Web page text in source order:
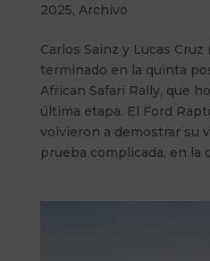
2025, Archivo
Carlos Sainz y Lucas
terminado en la quinta
African Safari Rally, que
última etapa. El Ford
volvieron a demostrar su
prueba complicada, en la